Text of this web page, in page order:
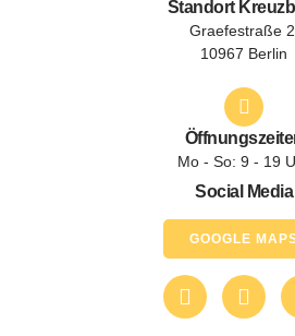
Standort
Graefestraße 2,
10967 Berlin
Mo - So: 9 - 19
Social Media
GOOGLE